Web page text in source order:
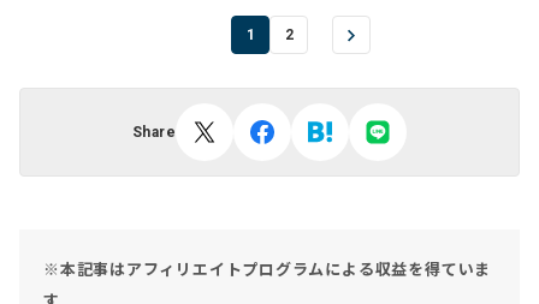
1 2
Share
※本記事はアフィリエイトプログラムによる収益を得ていま